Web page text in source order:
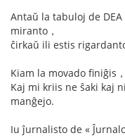
Antaŭ la tabuloj de
miranto，
ĉirkaŭ ili estis
Kiam la movado finiĝis
Kaj mi kriis ne ŝaki kaj
manĝejo.
Iu ĵurnalisto de «